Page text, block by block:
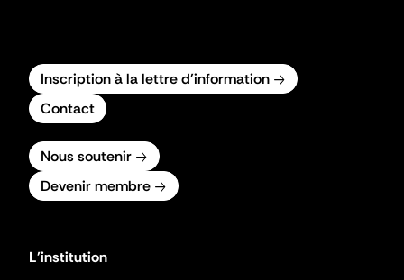
Inscription à la lettre d'information
Contact
Nous soutenir
Devenir membre
L'institution